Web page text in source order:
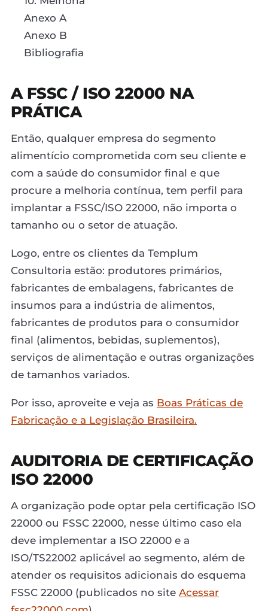
Anexo A
Anexo B
Bibliografia
A FSSC / ISO 22000 NA
PRÁTICA
Então, qualquer empresa do segmento
alimentício comprometida com seu cliente e
com a saúde do consumidor final e que
procure a melhoria contínua, tem perfil para
implantar a FSSC/ISO 22000, não importa o
tamanho ou o setor de atuação.
Logo, entre os clientes da Templum
Consultoria estão: produtores primários,
fabricantes de embalagens, fabricantes de
insumos para a indústria de alimentos,
fabricantes de produtos para o consumidor
final (alimentos, bebidas, suplementos),
serviços de alimentação e outras organizações
de tamanhos variados.
Por isso, aproveite e veja as Boas Práticas de
Fabricação e a Legislação Brasileira.
AUDITORIA DE CERTIFICAÇÃO
ISO 22000
A organização pode optar pela certificação ISO
22000 ou FSSC 22000, nesse último caso ela
deve implementar a ISO 22000 e a
ISO/TS22002 aplicável ao segmento, além de
atender os requisitos adicionais do esquema
FSSC 22000 (publicados no site Acessar